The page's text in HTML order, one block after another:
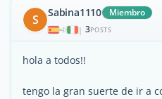
S Sabina1110 Miembro
| 3POSTS
hola a todos!!
tengo la gran suerte de ir a